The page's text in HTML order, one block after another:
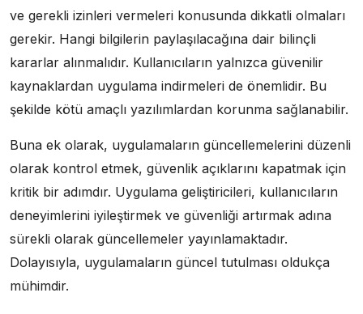
ve gerekli izinleri vermeleri konusunda dikkatli olmaları
gerekir. Hangi bilgilerin paylaşılacağına dair bilinçli
kararlar alınmalıdır. Kullanıcıların yalnızca güvenilir
kaynaklardan uygulama indirmeleri de önemlidir. Bu
şekilde kötü amaçlı yazılımlardan korunma sağlanabilir.
Buna ek olarak, uygulamaların güncellemelerini düzenli
olarak kontrol etmek, güvenlik açıklarını kapatmak için
kritik bir adımdır. Uygulama geliştiricileri, kullanıcıların
deneyimlerini iyileştirmek ve güvenliği artırmak adına
sürekli olarak güncellemeler yayınlamaktadır.
Dolayısıyla, uygulamaların güncel tutulması oldukça
mühimdir.